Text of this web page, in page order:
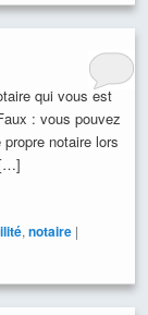
qui vous est
: vous pouvez
notaire lors
, notaire |